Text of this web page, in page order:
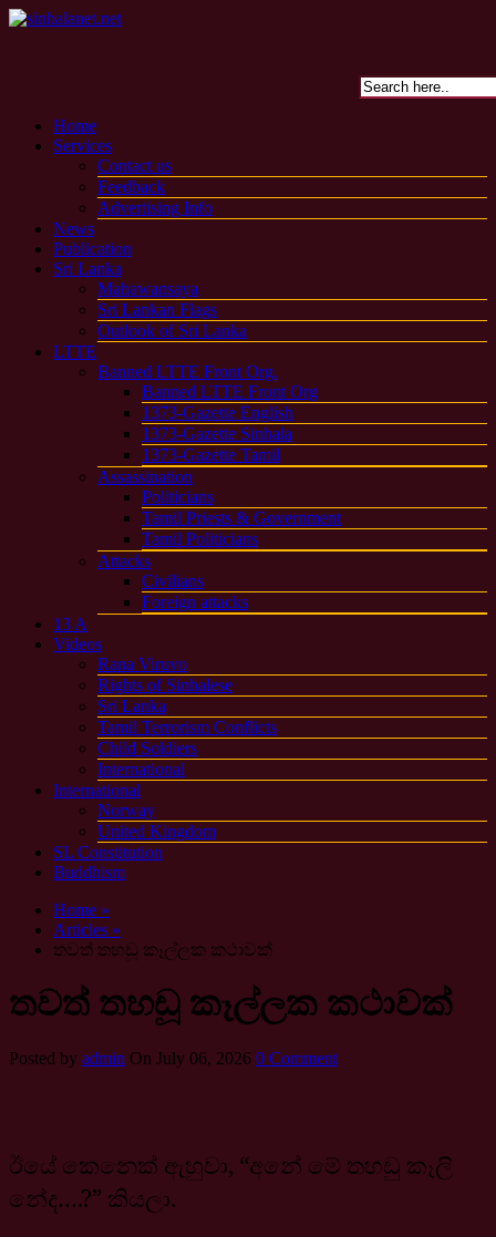
Home
Services
Contact us
Feedback
Advertising Info
News
Publication
Sri Lanka
Mahawansaya
Sri Lankan Flags
Outlook of Sri Lanka
LTTE
Banned LTTE Front Org.
Banned LTTE Front Org
1373-Gazette English
1373-Gazette Sinhala
1373-Gazette Tamil
Assassination
Politicians
Tamil Priests & Government
Tamil Politicians
Attacks
Civilians
Foreign attacks
13 A
Videos
Rana Viruvo
Rights of Sinhalese
Sri Lanka
Tamil Terrorism Conflicts
Child Soldiers
International
International
Norway
United Kingdom
SL Constitution
Buddhism
Home »
Articles »
තවත් තහඩූ කෑල්ලක කථාවක්
තවත් තහඩූ කෑල්ලක කථාවක්
Posted by admin On July 06, 2026 0 Comment
ඊයේ කෙනෙක් ඇහුවා, “අනේ මේ තහඩු කෑලි
නේද….?” කියලා.